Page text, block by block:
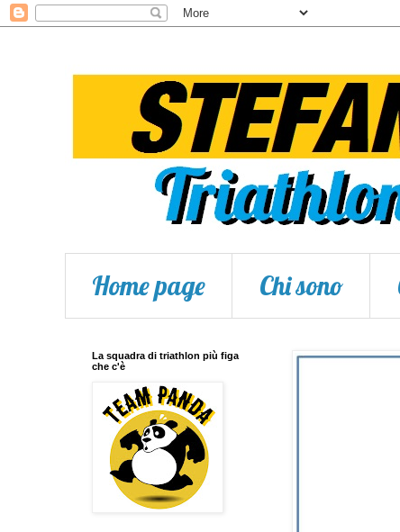
Home page Chi sono
La squadra di triathlon più figa
che c'è